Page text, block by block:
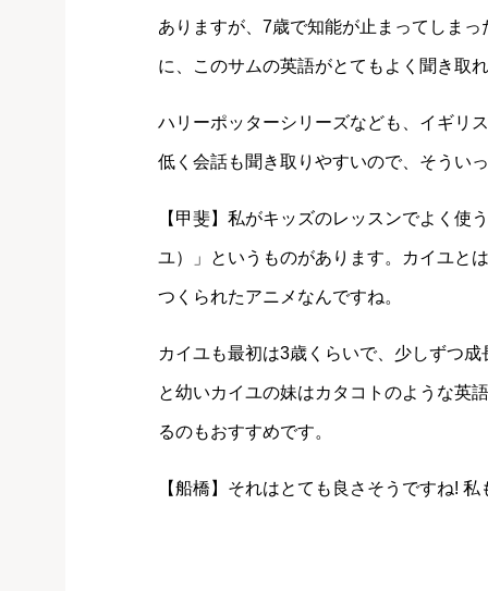
ありますが、7歳で知能が止まってしま
に、このサムの英語がとてもよく聞き取
ハリーポッターシリーズなども、イギリ
低く会話も聞き取りやすいので、そうい
【甲斐】私がキッズのレッスンでよく使
ユ）」というものがあります。カイユと
つくられたアニメなんですね。
カイユも最初は3歳くらいで、少しずつ
と幼いカイユの妹はカタコトのような英
るのもおすすめです。
【船橋】それはとても良さそうですね!